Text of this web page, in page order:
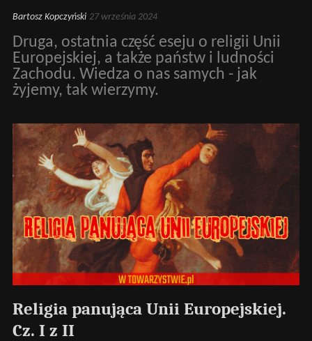
Bartosz Kopczyński 27 września 2024
Druga, ostatnia część eseju o religii Unii
Europejskiej, a także państw i ludności
Zachodu. Wiedza o nas samych - jak
żyjemy, tak wierzymy.
Religia panująca Unii Europejskiej.
Cz. I z II